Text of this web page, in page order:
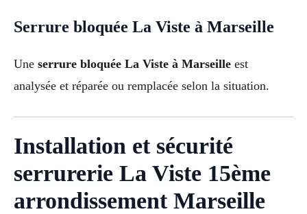
Serrure bloquée La Viste à Marseille
Une serrure bloquée La Viste à Marseille est
analysée et réparée ou remplacée selon la situation.
Installation et sécurité
serrurerie La Viste 15ème
arrondissement Marseille